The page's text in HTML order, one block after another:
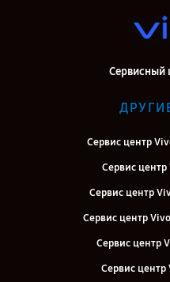
Сервисный
Сервис центр
Сервис центр
Сервис центр
Сервис центр
Сервис центр
Сервис центр